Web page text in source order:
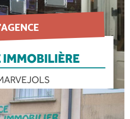
IMMOBILIÈRE
PLUS